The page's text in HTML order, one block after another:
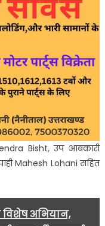
Bisht, उप आबकारी
Mahesh Lohani सहित
अभियान,